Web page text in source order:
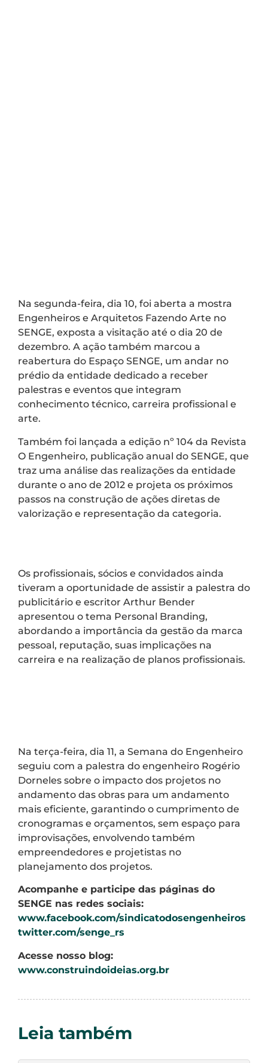
Na segunda-feira, dia 10, foi aberta a mostra
Engenheiros e Arquitetos Fazendo Arte no
SENGE, exposta a visitação até o dia 20 de
dezembro. A ação também marcou a
reabertura do Espaço SENGE, um andar no
prédio da entidade dedicado a receber
palestras e eventos que integram
conhecimento técnico, carreira profissional e
arte.
Também foi lançada a edição nº 104 da Revista
O Engenheiro, publicação anual do SENGE, que
traz uma análise das realizações da entidade
durante o ano de 2012 e projeta os próximos
passos na construção de ações diretas de
valorização e representação da categoria.
Os profissionais, sócios e convidados ainda
tiveram a oportunidade de assistir a palestra do
publicitário e escritor Arthur Bender
apresentou o tema Personal Branding,
abordando a importância da gestão da marca
pessoal, reputação, suas implicações na
carreira e na realização de planos profissionais.
Na terça-feira, dia 11, a Semana do Engenheiro
seguiu com a palestra do engenheiro Rogério
Dorneles sobre o impacto dos projetos no
andamento das obras para um andamento
mais eficiente, garantindo o cumprimento de
cronogramas e orçamentos, sem espaço para
improvisações, envolvendo também
empreendedores e projetistas no
planejamento dos projetos.
Acompanhe e participe das páginas do
SENGE nas redes sociais:
www.facebook.com/sindicatodosengenheiros
twitter.com/senge_rs
Acesse nosso blog:
www.construindoideias.org.br
Leia também